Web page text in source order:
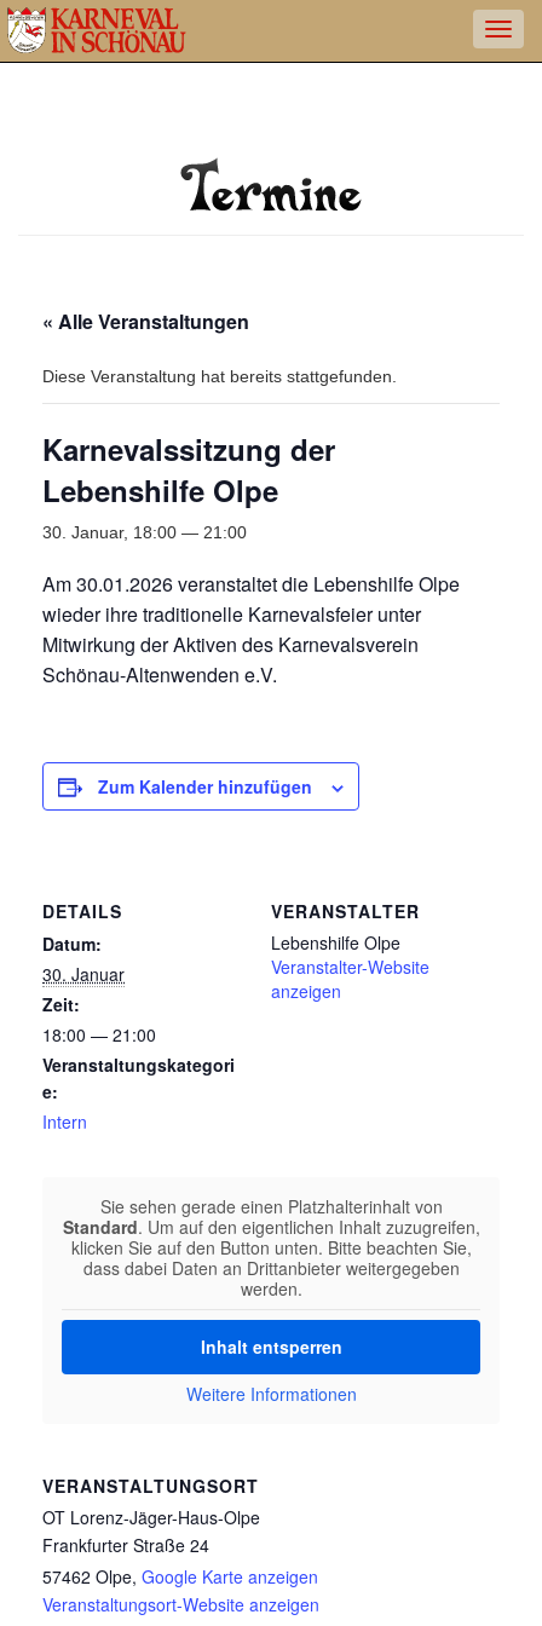
« Alle Veranstaltungen
Diese Veranstaltung hat bereits stattgefunden.
Karnevalssitzung der
Lebenshilfe Olpe
30. Januar, 18:00 — 21:00
Am 30.01.2026 veranstaltet die Lebenshilfe Olpe
wieder ihre traditionelle Karnevalsfeier unter
Mitwirkung der Aktiven des Karnevalsverein
Schönau-Altenwenden e.V.
Zum Kalender hinzufügen
DETAILS
Datum:
30. Januar
Zeit:
18:00 — 21:00
Veranstaltungskategori
e:
Intern
VERANSTALTER
Lebenshilfe Olpe
Veranstalter-Website
anzeigen
VERANSTALTUNGSORT
OT Lorenz-Jäger-Haus-Olpe
Frankfurter Straße 24
57462 Olpe, Google Karte anzeigen
Veranstaltungsort-Website anzeigen
Sie sehen gerade einen Platzhalterinhalt von
Standard. Um auf den eigentlichen Inhalt zuzugreifen,
klicken Sie auf den Button unten. Bitte beachten Sie,
dass dabei Daten an Drittanbieter weitergegeben
werden.
Inhalt entsperren
Weitere Informationen